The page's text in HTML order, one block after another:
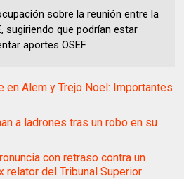
sobre la reunión entre la
sugiriendo que podrían estar
aportes OSEF
en Alem y Trejo Noel: Importantes
a ladrones tras un robo en su
con retraso contra un
relator del Tribunal Superior